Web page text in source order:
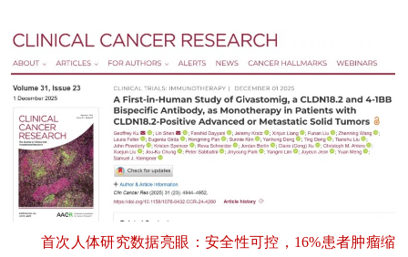
首次人体研究数据亮眼：安全性可控，16%患者肿瘤缩